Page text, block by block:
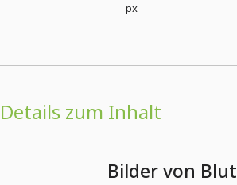
px
Details zum Inhalt
Bilder von Blut